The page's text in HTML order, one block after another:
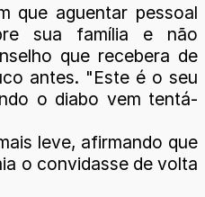
que aguentar pessoal
sua família e não
que recebera de
antes. "Este é o seu
o diabo vem tentá-
leve, afirmando que
o convidasse de volta